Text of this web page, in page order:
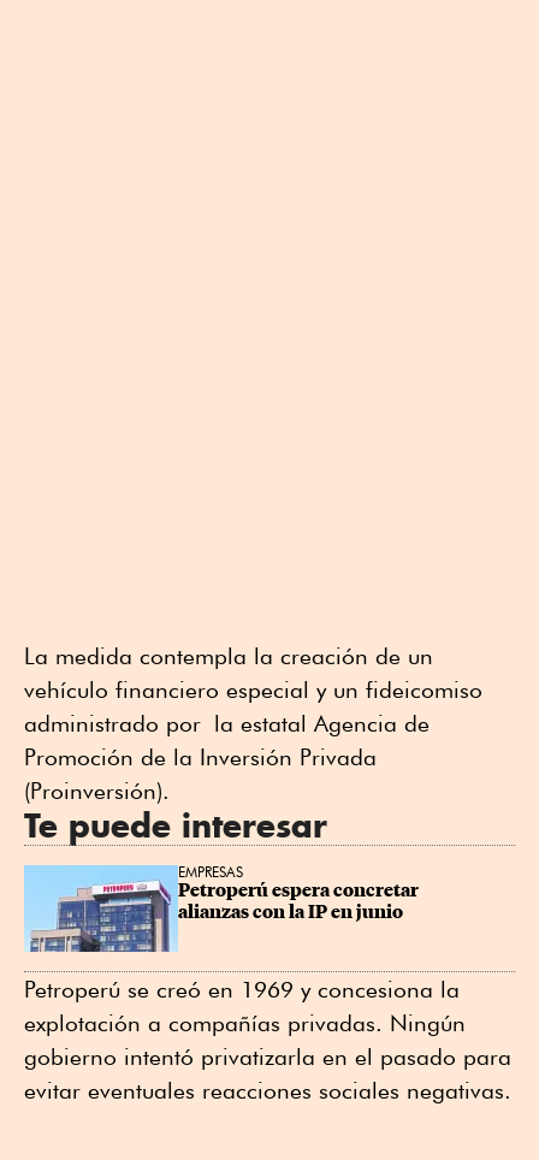
La medida contempla la creación de un
vehículo financiero especial y un fideicomiso
administrado por la estatal Agencia de
Promoción de la Inversión Privada
(Proinversión).
Te puede interesar
EMPRESAS
Petroperú espera concretar
alianzas con la IP en junio
Petroperú se creó en 1969 y concesiona la
explotación a compañías privadas. Ningún
gobierno intentó privatizarla en el pasado para
evitar eventuales reacciones sociales negativas.